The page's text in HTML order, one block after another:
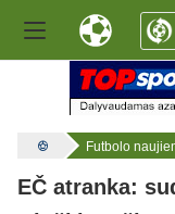
Futbolo
EČ atranka: